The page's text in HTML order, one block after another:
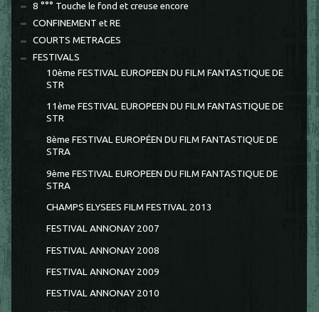
8 °°° Touche le fond et creuse encore
CONFINEMENT et RE
COURTS METRAGES
FESTIVALS
10ème FESTIVAL EUROPEEN DU FILM FANTASTIQUE DE
STR
11ème FESTIVAL EUROPEEN DU FILM FANTASTIQUE DE
STR
8ème FESTIVAL EUROPÉEN DU FILM FANTASTIQUE DE
STRA
9ème FESTIVAL EUROPEEN DU FILM FANTASTIQUE DE
STRA
CHAMPS ELYSEES FILM FESTIVAL 2013
FESTIVAL ANNONAY 2007
FESTIVAL ANNONAY 2008
FESTIVAL ANNONAY 2009
FESTIVAL ANNONAY 2010